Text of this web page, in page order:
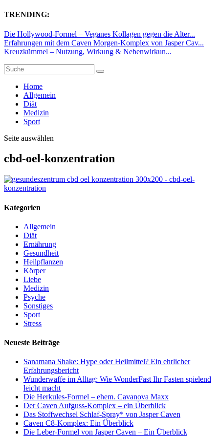
TRENDING:
Die Hollywood-Formel – Veganes Kollagen gegen die Alter...
Erfahrungen mit dem Caven Morgen-Komplex von Jasper Cav...
Kreuzkümmel – Nutzung, Wirkung & Nebenwirkun...
Home
Allgemein
Diät
Medizin
Sport
Seite auswählen
cbd-oel-konzentration
Kategorien
Allgemein
Diät
Ernährung
Gesundheit
Heilpflanzen
Körper
Liebe
Medizin
Psyche
Sonstiges
Sport
Stress
Neueste Beiträge
Sanamana Shake: Hype oder Heilmittel? Ein ehrlicher
Erfahrungsbericht
Wunderwaffe im Alltag: Wie WonderFast Ihr Fasten spielend
leicht macht
Die Herkules-Formel – ehem. Cavanova Maxx
Der Caven Aufguss-Komplex – ein Überblick
Das Stoffwechsel Schlaf-Spray* von Jasper Caven
Caven C8-Komplex: Ein Überblick
Die Leber-Formel von Jasper Caven – Ein Überblick